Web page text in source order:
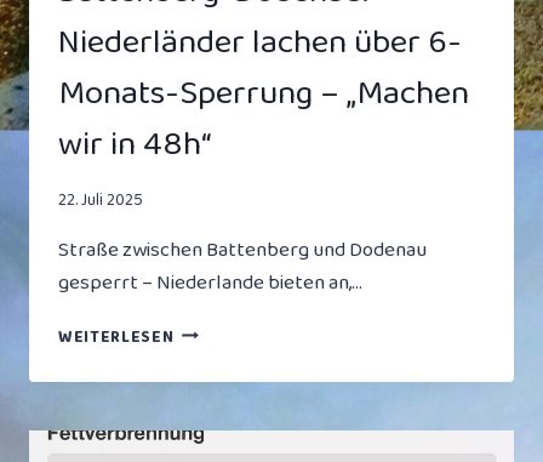
WÜNSCHEN
Niederländer lachen über 6-
Monats-Sperrung – „Machen
wir in 48h“
22. Juli 2025
Straße zwischen Battenberg und Dodenau
gesperrt – Niederlande bieten an,…
WEITERLESEN BATTENBERG-
NIEDERLÄNDER
ÜBER